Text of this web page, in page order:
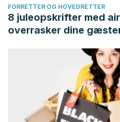
FORRETTER OG HOVEDRETTER
8 juleopskrifter med
overrasker dine